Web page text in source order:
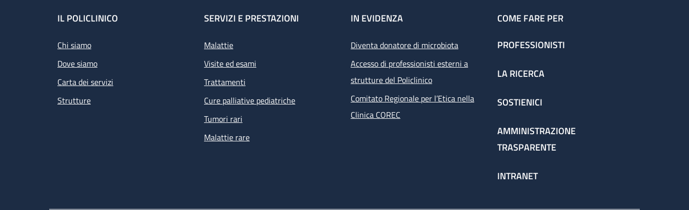
Footer
IL POLICLINICO
Chi siamo
Dove siamo
Carta dei servizi
Strutture
SERVIZI E PRESTAZIONI
Malattie
Visite ed esami
Trattamenti
Cure palliative pediatriche
Tumori rari
Malattie rare
IN EVIDENZA
Diventa donatore di microbiota
Accesso di professionisti esterni a
strutture del Policlinico
Comitato Regionale per l’Etica nella
Clinica COREC
COME FARE PER
PROFESSIONISTI
LA RICERCA
SOSTIENICI
AMMINISTRAZIONE
TRASPARENTE
INTRANET